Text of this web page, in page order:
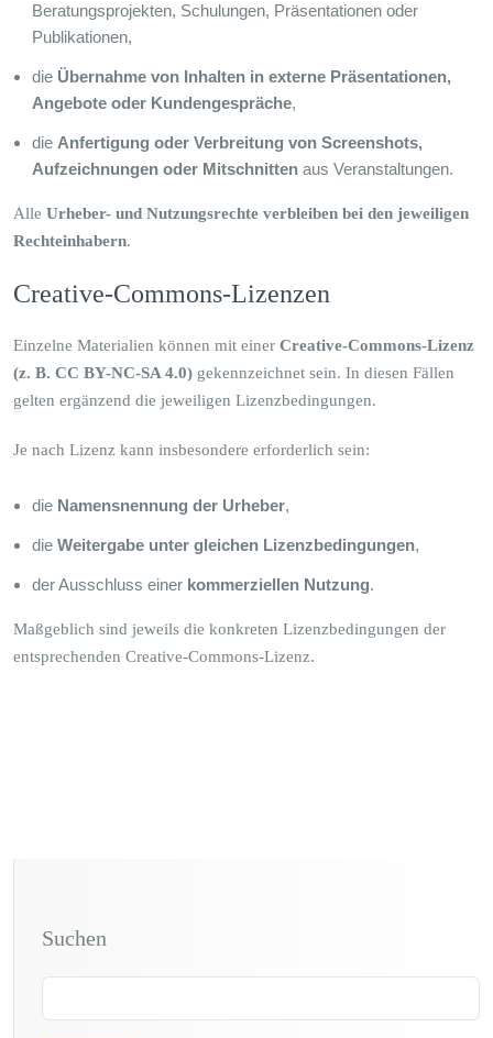
Beratungsprojekten, Schulungen, Präsentationen oder
Publikationen,
die Übernahme von Inhalten in externe Präsentationen,
Angebote oder Kundengespräche,
die Anfertigung oder Verbreitung von Screenshots,
Aufzeichnungen oder Mitschnitten aus Veranstaltungen.
Alle Urheber- und Nutzungsrechte verbleiben bei den jeweiligen
Rechteinhabern.
Creative-Commons-Lizenzen
Einzelne Materialien können mit einer Creative-Commons-Lizenz
(z. B. CC BY-NC-SA 4.0) gekennzeichnet sein. In diesen Fällen
gelten ergänzend die jeweiligen Lizenzbedingungen.
Je nach Lizenz kann insbesondere erforderlich sein:
die Namensnennung der Urheber,
die Weitergabe unter gleichen Lizenzbedingungen,
der Ausschluss einer kommerziellen Nutzung.
Maßgeblich sind jeweils die konkreten Lizenzbedingungen der
entsprechenden Creative-Commons-Lizenz.
Suchen